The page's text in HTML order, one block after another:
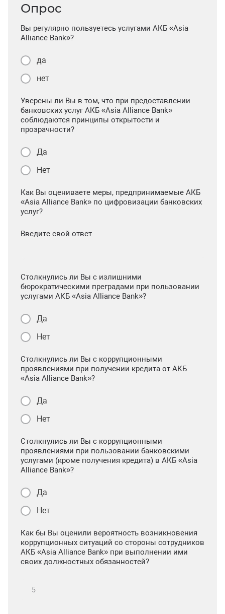
Опрос
Вы регулярно пользуетесь услугами АКБ «Asia
Alliance Bank»?
да
нет
Уверены ли Вы в том, что при предоставлении
банковских услуг АКБ «Asia Alliance Bank»
соблюдаются принципы открытости и
прозрачности?
Да
Нет
Как Вы оцениваете меры, предпринимаемые АКБ
«Asia Alliance Bank» по цифровизации банковских
услуг?
Введите свой ответ
Столкнулись ли Вы с излишними
бюрократическими преградами при пользовании
услугами АКБ «Asia Alliance Bank»?
Да
Нет
Столкнулись ли Вы с коррупционными
проявлениями при получении кредита от АКБ
«Asia Alliance Bank»?
Да
Нет
Столкнулись ли Вы с коррупционными
проявлениями при пользовании банковскими
услугами (кроме получения кредита) в АКБ «Asia
Alliance Bank»?
Да
Нет
Как бы Вы оценили вероятность возникновения
коррупционных ситуаций со стороны сотрудников
АКБ «Asia Alliance Bank» при выполнении ими
своих должностных обязанностей?